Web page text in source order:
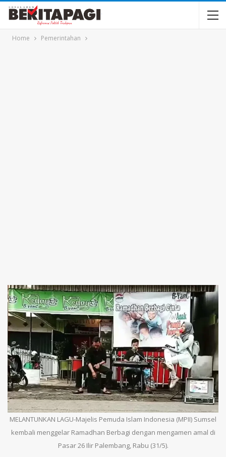
Home Pemerintahan
MELANTUNKAN LAGU-Majelis Pemuda Islam Indonesia (MPII) Sumsel
kembali menggelar Ramadhan Berbagi dengan mengamen amal di
Pasar 26 Ilir Palembang, Rabu (31/5).